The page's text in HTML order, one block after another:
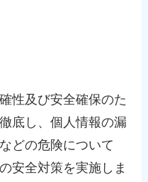
性及び安全確保のた
底し、個人情報の漏
どの危険について
安全対策を実施しま